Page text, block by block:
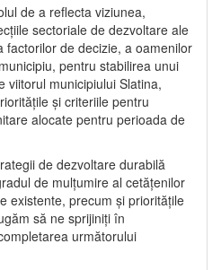
de a reflecta viziunea,
sectoriale de dezvoltare ale
factorilor de decizie, a oamenilor
pentru stabilirea unui
viitorul municipiului Slatina,
și criteriile pentru
alocate pentru perioada de
de dezvoltare durabilă
de mulțumire al cetățenilor
existente, precum și prioritățile
să ne sprijiniți în
următorului